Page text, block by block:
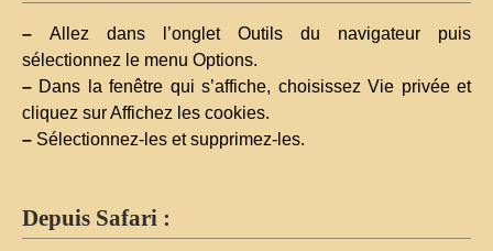
– Allez dans l’onglet Outils du navigateur puis
sélectionnez le menu Options.
– Dans la fenêtre qui s’affiche, choisissez Vie privée et
cliquez sur Affichez les cookies.
– Sélectionnez-les et supprimez-les.
Depuis Safari :